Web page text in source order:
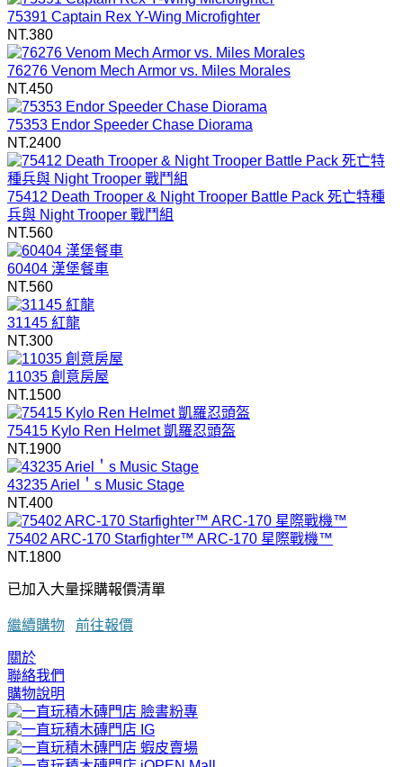
75391 Captain Rex Y-Wing Microfighter
NT.380
76276 Venom Mech Armor vs. Miles Morales
NT.450
75353 Endor Speeder Chase Diorama
NT.2400
75412 Death Trooper & Night Trooper Battle Pack 死亡特種
兵與 Night Trooper 戰鬥組
NT.560
60404 漢堡餐車
NT.560
31145 紅龍
NT.300
11035 創意房屋
NT.1500
75415 Kylo Ren Helmet 凱羅忍頭盔
NT.1900
43235 Ariel＇s Music Stage
NT.400
75402 ARC-170 Starfighter™ ARC-170 星際戰機™
NT.1800
已加入大量採購報價清單
繼續購物 前往報價
關於
聯絡我們
購物說明